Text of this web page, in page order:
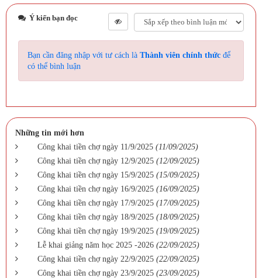
Ý kiến bạn đọc
Bạn cần đăng nhập với tư cách là Thành viên chính thức để
có thể bình luận
Những tin mới hơn
Công khai tiền chợ ngày 11/9/2025 (11/09/2025)
Công khai tiền chợ ngày 12/9/2025 (12/09/2025)
Công khai tiền chợ ngày 15/9/2025 (15/09/2025)
Công khai tiền chợ ngày 16/9/2025 (16/09/2025)
Công khai tiền chợ ngày 17/9/2025 (17/09/2025)
Công khai tiền chợ ngày 18/9/2025 (18/09/2025)
Công khai tiền chợ ngày 19/9/2025 (19/09/2025)
Lễ khai giảng năm học 2025 -2026 (22/09/2025)
Công khai tiền chợ ngày 22/9/2025 (22/09/2025)
Công khai tiền chợ ngày 23/9/2025 (23/09/2025)